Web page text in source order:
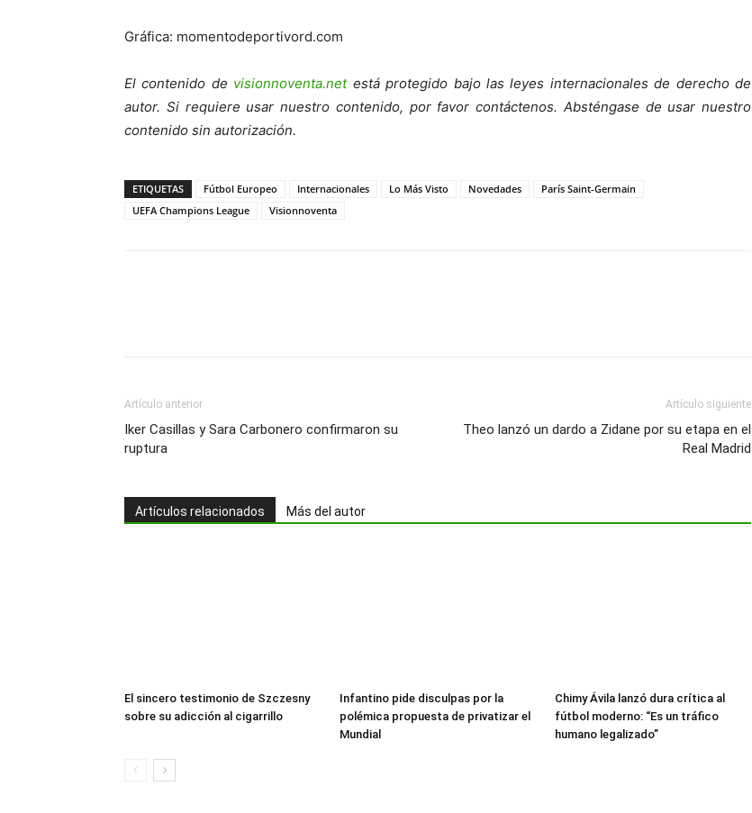
Gráfica: momentodeportivord.com
El contenido de visionnoventa.netestá protegido bajo las leyes internacionales de derecho de
autor. Si requiere usar nuestro contenido, por favor contáctenos. Absténgase de usar nuestro
contenido sin autorización.
ETIQUETAS Fútbol Europeo Internacionales Lo Más Visto Novedades
París Saint-Germain
UEFA Champions League
Visionnoventa
Artículo anterior
Iker Casillas y Sara Carbonero confirmaron su
ruptura
Artículo siguiente
Theo lanzó un dardo a Zidane por su etapa en el
Real Madrid
Artículos relacionados Más del autor
El sincero testimonio de Szczesny
sobre su adicción al cigarrillo
Infantino pide disculpas por la
polémica propuesta de privatizar el
Mundial
Chimy Ávila lanzó dura crítica al
fútbol moderno: “Es un tráfico
humano legalizado”